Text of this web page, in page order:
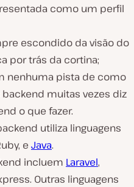
como um perfil
escondido da visão do
por trás da cortina;
nenhuma pista de como
muitas vezes diz
o que fazer.
utiliza linguagens
e Java.
incluem Laravel,
Outras linguagens